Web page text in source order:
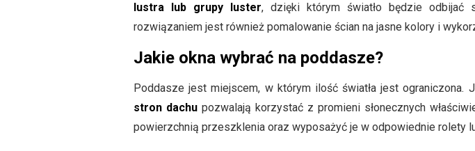
lustra lub grupy luster, dzięki którym światło będzie odbijać
rozwiązaniem jest również pomalowanie ścian na jasne kolory i
Jakie okna wybrać na poddasze?
Poddasze jest miejscem, w którym ilość światła jest ograniczona.
stron dachu pozwalają korzystać z promieni słonecznych
powierzchnią przeszklenia oraz wyposażyć je w odpowiednie rolety